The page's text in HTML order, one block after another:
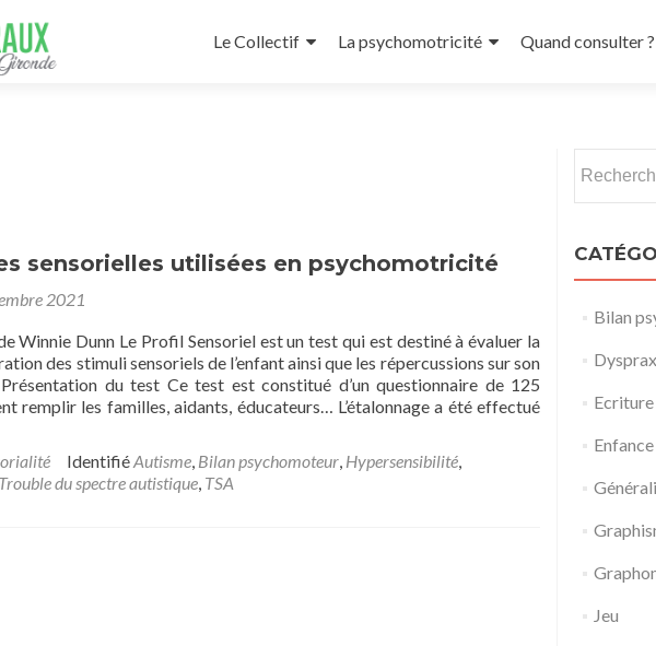
au
Le Collectif La psychomotricité Quand consulter ?
sensorielles utilisées en psychomotricité
2021
Winnie Dunn Le Profil Sensoriel est un test qui est destiné à évaluer la
des stimuli sensoriels de l’enfant ainsi que les répercussions sur son
du test Ce test est constitué d’un questionnaire de 125
remplir les familles, aidants, éducateurs… L’étalonnage a été effectué
IdentifiéAutisme, Bilan psychomoteur, Hypersensibilité,
Trouble du spectre autistique, TSA
Bilan
Ecriture
Enfance
Jeu